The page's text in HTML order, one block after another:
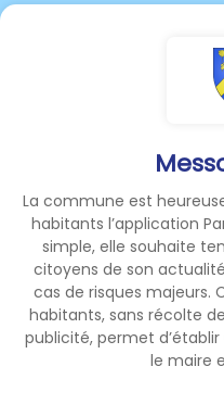
La commune est
habitants l’application
simple, elle souhaite
citoyens de son
cas de risques majeurs.
habitants, sans récolte
publicité, permet
le maire